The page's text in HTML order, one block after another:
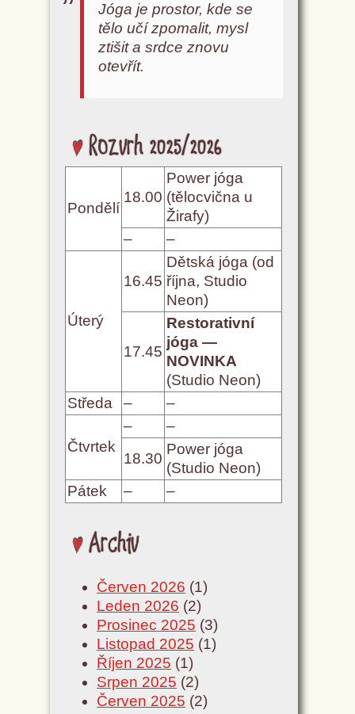
Jóga je prostor, kde se
tělo učí zpomalit, mysl
ztišit a srdce znovu
otevřít.
Rozvrh 2025/2026
Pondělí
18.00
Power jóga
(tělocvična u
Žirafy)
–
–
Úterý
16.45
Dětská jóga (od
října, Studio
Neon)
17.45
Restorativní
jóga —
NOVINKA
(Studio Neon)
Středa
– –
Čtvrtek
–
–
18.30
Power jóga
(Studio Neon)
Pátek
– –
Archiv
Červen 2026 (1)
Leden 2026 (2)
Prosinec 2025 (3)
Listopad 2025 (1)
Říjen 2025 (1)
Srpen 2025 (2)
Červen 2025 (2)